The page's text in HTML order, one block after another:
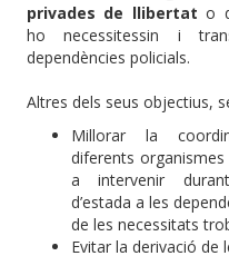
privades de llibertat o
ho necessitessin i
dependències policials.
Altres dels seus objectius,
Millorar la
diferents
a intervenir
d’estada a les
de les necessitats
Evitar la derivació de